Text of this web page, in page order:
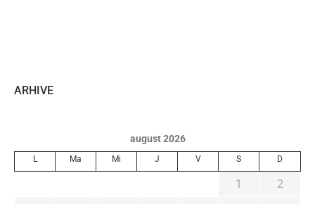
ARHIVE
august 2026
L Ma Mi J V S D
1
2